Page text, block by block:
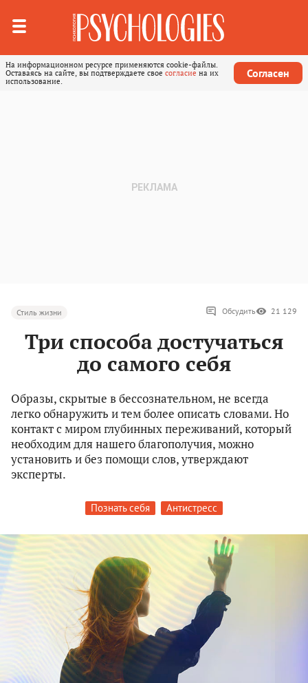
На информационном ресурсе применяются cookie-файлы.
Оставаясь на сайте, вы подтверждаете свое согласие на их
использование.
Согласен
Стиль жизни Обсудить 21 129
Три способа достучаться
до самого себя
Образы, скрытые в бессознательном, не всегда
легко обнаружить и тем более описать словами. Но
контакт с миром глубинных переживаний, который
необходим для нашего благополучия, можно
установить и без помощи слов, утверждают
эксперты.
Познать себя Антистресс